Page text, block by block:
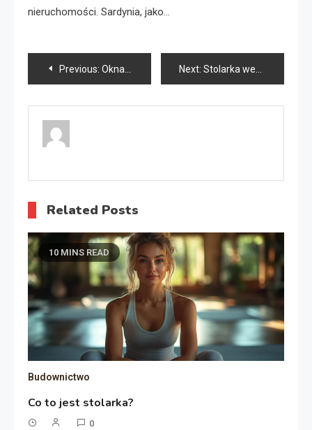
nieruchomości. Sardynia, jako…
Nawigacja
wpisu
Previous: Okna aluminiowe Szczecin Next: Stolarka wewnętrzna co to jest?
Related Posts
10 MINS READ
Budownictwo
Co to jest stolarka?
0